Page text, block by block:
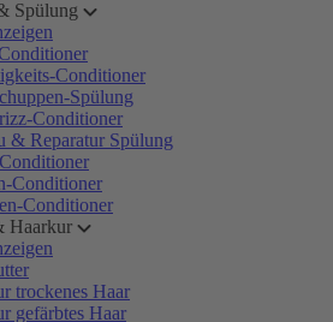
Spülung
Conditioner
Spülung
Conditioner
& Reparatur Spülung
Conditioner
Conditioner
Haarkur
trockenes Haar
gefärbtes Haar